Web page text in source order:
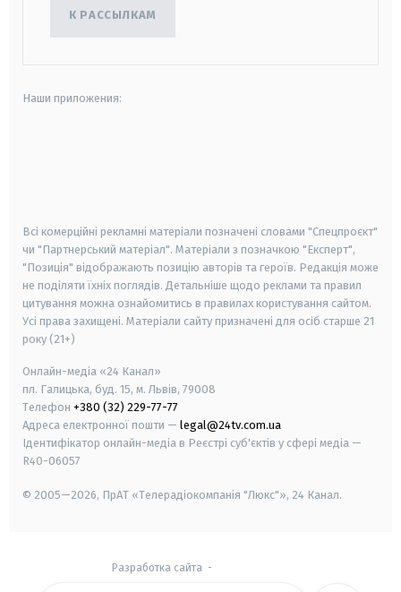
К РАССЫЛКАМ
Наши приложения:
Всі комерційні рекламні матеріали позначені словами "Спецпроєкт"
чи "Партнерський матеріал". Матеріали з позначкою "Експерт",
"Позиція" відображають позицію авторів та героїв. Редакція може
не поділяти їхніх поглядів. Детальніше щодо реклами та правил
цитування можна ознайомитись в правилах користування сайтом.
Усі права захищені. Матеріали сайту призначені для осіб старше 21
року (21+)
Онлайн-медіа «24 Канал»
пл. Галицька, буд. 15, м. Львів, 79008
Телефон +380 (32) 229-77-77
Адреса електронної пошти — legal@24tv.com.ua
Ідентифікатор онлайн-медіа в Реєстрі суб'єктів у сфері медіа —
R40-06057
© 2005—2026, ПрАТ «Телерадіокомпанія "Люкс"», 24 Канал.
Разработка сайта -